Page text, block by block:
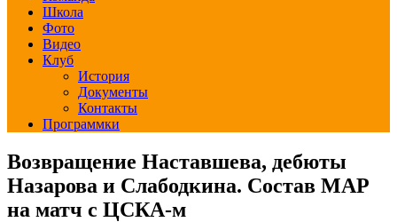
Школа
Фото
Видео
Клуб
История
Документы
Контакты
Программки
Возвращение Наставшева, дебюты
Назарова и Слабодкина. Состав МАР
на матч с ЦСКА-м